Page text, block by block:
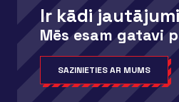
Ir kādi
Mēs esam gatavi
SAZINIETIES AR MUMS